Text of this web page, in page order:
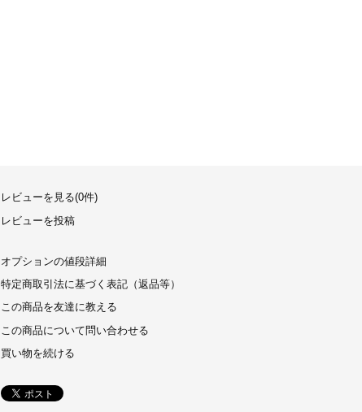
レビューを見る(0件)
レビューを投稿
オプションの値段詳細
特定商取引法に基づく表記（返品等）
この商品を友達に教える
この商品について問い合わせる
買い物を続ける